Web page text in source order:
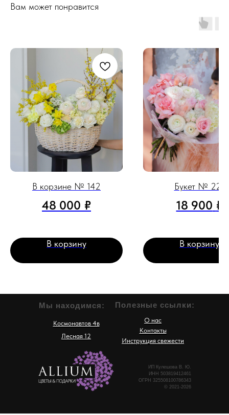
Вам может понравится
В корзине № 142
48 000 ₽
В корзину
Букет № 221
18 900 ₽
В корзину
Полезные ссылки:
ИП Кулешова В. Ю.
ИНН 503819412461
ОГРН 325508100786343
© 2021-2026
Инструкция свежести
Контакты
О нас
Лесная 12
Мы находимся:
Космонавтов 4в